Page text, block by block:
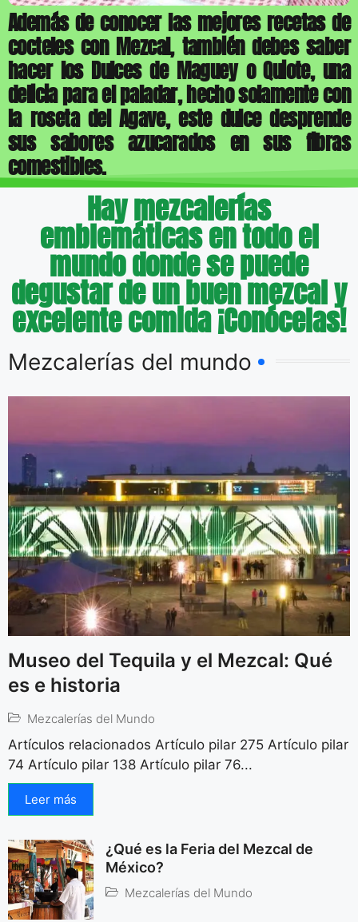
Además de conocer las mejores recetas de
cocteles con Mezcal, también debes saber
hacer los Dulces de Maguey o Quiote, una
delicia para el paladar, hecho solamente con
la roseta del Agave, este dulce desprende
sus sabores azucarados en sus fibras
comestibles.
Hay mezcalerías
emblemáticas en todo el
mundo donde se puede
degustar de un buen mezcal y
excelente comida ¡Conócelas!
Mezcalerías del mundo
Museo del Tequila y el Mezcal: Qué
es e historia
Mezcalerías del Mundo
Artículos relacionados Artículo pilar 275 Artículo pilar
74 Artículo pilar 138 Artículo pilar 76...
Leer más
¿Qué es la Feria del Mezcal de
México?
Mezcalerías del Mundo